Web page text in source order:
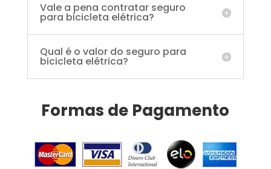
Vale a pena contratar seguro
para bicicleta elétrica?
Qual é o valor do seguro para
bicicleta elétrica?
Formas de Pagamento